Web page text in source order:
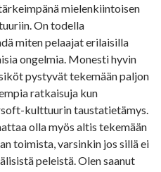
mielenkiintoisen
On todella
miten pelaajat erilaisilla
ongelmia. Monesti hyvin
pystyvät tekemään paljon
ratkaisuja kun
kulttuurin taustatietämys.
olla myös altis tekemään
toimista, varsinkin jos sillä ei
peleistä. Olen saanut